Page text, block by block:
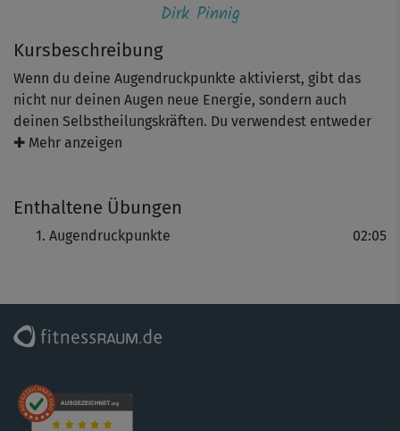
Kursbeschreibung
Wenn du deine Augendruckpunkte aktivierst, gibt das
nicht nur deinen Augen neue Energie, sondern auch
deinen Selbstheilungskräften. Du verwendest entweder
zwei Stifte oder deine Finger. Dirk Pinnig und Julia
fühlst!
✚ Mehr anzeigen
Enthaltene Übungen
Augendruckpunkte 02:05
Dirk Pinnig